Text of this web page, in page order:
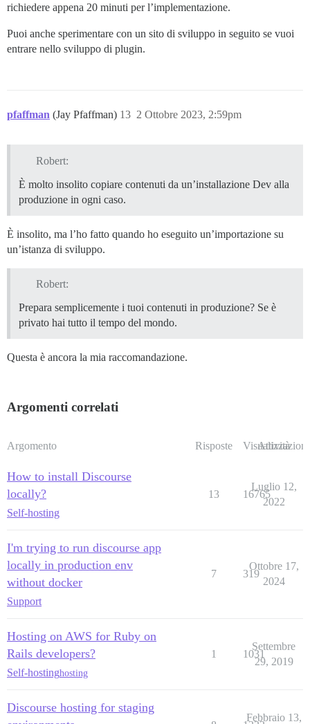
richiedere appena 20 minuti per l’implementazione.
Puoi anche sperimentare con un sito di sviluppo in seguito se vuoi
entrare nello sviluppo di plugin.
pfaffman (Jay Pfaffman) 2 Ottobre 2023, 2:59pm
13
Robert:
È molto insolito copiare contenuti da un’installazione Dev alla
produzione in ogni caso.
È insolito, ma l’ho fatto quando ho eseguito un’importazione su
un’istanza di sviluppo.
Robert:
Prepara semplicemente i tuoi contenuti in produzione? Se è
privato hai tutto il tempo del mondo.
Questa è ancora la mia raccomandazione.
Argomenti correlati
Argomento Risposte Visualizzazioni
Attività
How to install Discourse
locally?
Self-hosting
13 16765
Luglio 12,
2022
I'm trying to run discourse app
locally in production env
without docker
Support
7 319
Ottobre 17,
2024
Hosting on AWS for Ruby on
Rails developers?
Self-hostinghosting
1 1031
Settembre
29, 2019
Discourse hosting for staging
Febbraio 13,